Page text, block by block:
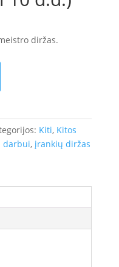
diržas.
Kiti, Kitos
darbui, įrankių diržas